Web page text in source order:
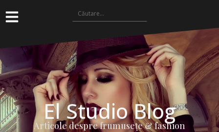
El Studio Blog
Articole despre frumuseţe & fashion